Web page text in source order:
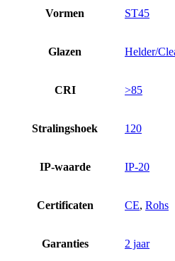
Vormen ST45
Glazen Helder/
CRI >85
Stralingshoek 120
IP-waarde IP-20
Certificaten CE, Rohs
Garanties 2 jaar